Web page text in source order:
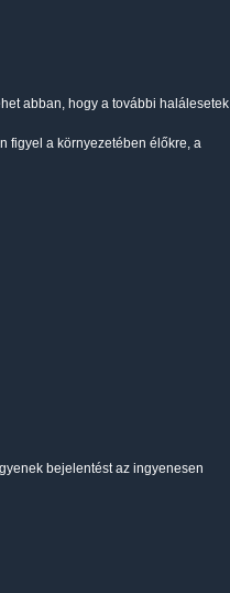
abban, hogy a további halálesetek
figyel a környezetében élőkre, a
bejelentést az ingyenesen